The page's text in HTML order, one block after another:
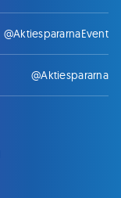
@AktiespararnaEvent
@Aktiespararna